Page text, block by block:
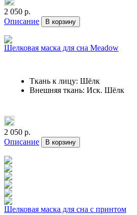
2 050 р.
Описание
В корзину
Шелковая маска для сна Meadow
Ткань к лицу: Шёлк
Внешняя ткань: Иск. Шёлк
2 050 р.
Описание
В корзину
Шелковая маска для сна с принтом